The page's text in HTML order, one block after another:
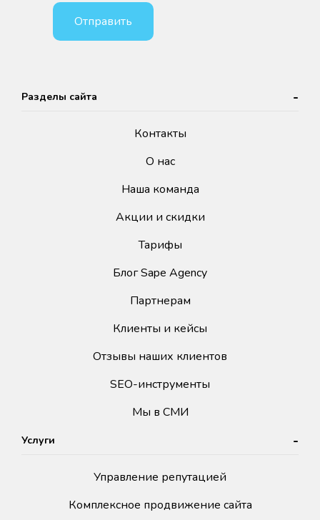
Разделы сайта
Контакты
О нас
Наша команда
Акции и скидки
Тарифы
Блог Sape Agency
Партнерам
Клиенты и кейсы
Отзывы наших клиентов
SEO-инструменты
Мы в СМИ
Услуги
Управление репутацией
Комплексное продвижение сайта